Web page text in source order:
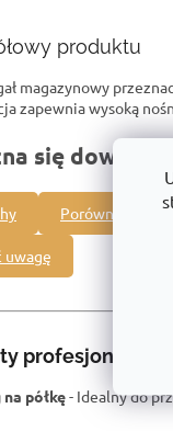
produktu
magazynowy
zapewnia wysoką
się
Porównanie z
uwagę
profesjonalnego
półkę- Idealny do